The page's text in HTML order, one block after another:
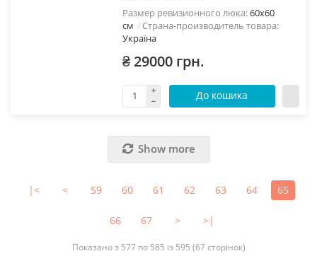
Размер ревизионного люка:60х60
см
Страна-производитель товара:
Україна
₴ 29000 грн.
До кошика
Show more
|< < 59 60 61 62 63 64 65
66 67 > >|
Показано з 577 по 585 із 595 (67 сторінок)